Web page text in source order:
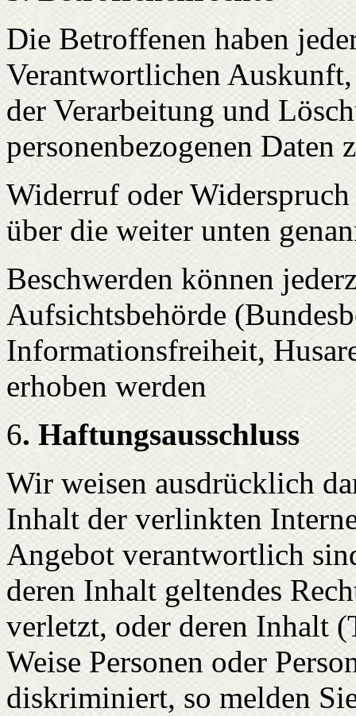
Die Betroffenen haben
Verantwortlichen
der Verarbeitung und
personenbezogenen Daten
Widerruf oder
über die weiter unten
Beschwerden können
Aufsichtsbehörde
Informationsfreiheit,
erhoben werden
6. Haftungsausschluss
Wir weisen ausdrücklich
Inhalt der verlinkten
Angebot verantwortlich
deren Inhalt geltendes
verletzt, oder deren Inhalt
Weise Personen oder
diskriminiert, so melden